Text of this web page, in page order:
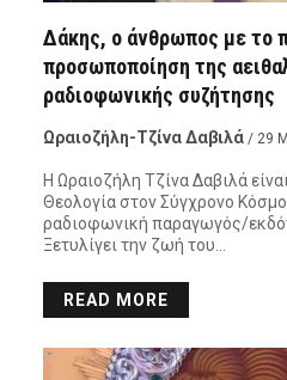
Δάκης, ο άνθρωπος με το
προσωποποίηση της
ραδιοφωνικής συζήτησης
Ωραιοζήλη-Τζίνα Δαβιλά / 29
Η Ωραιοζήλη Τζίνα Δαβιλά
Θεολογία στον Σύγχρονο
ραδιοφωνική παραγωγός/
Ξετυλίγει την ζωή του…
READ MORE